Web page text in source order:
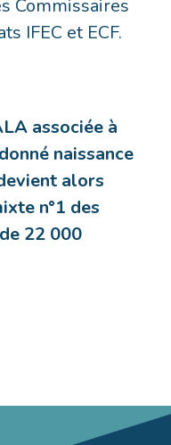
Commissaires
IFEC et ECF.
associée à
naissance
alors
n°1 des
22 000